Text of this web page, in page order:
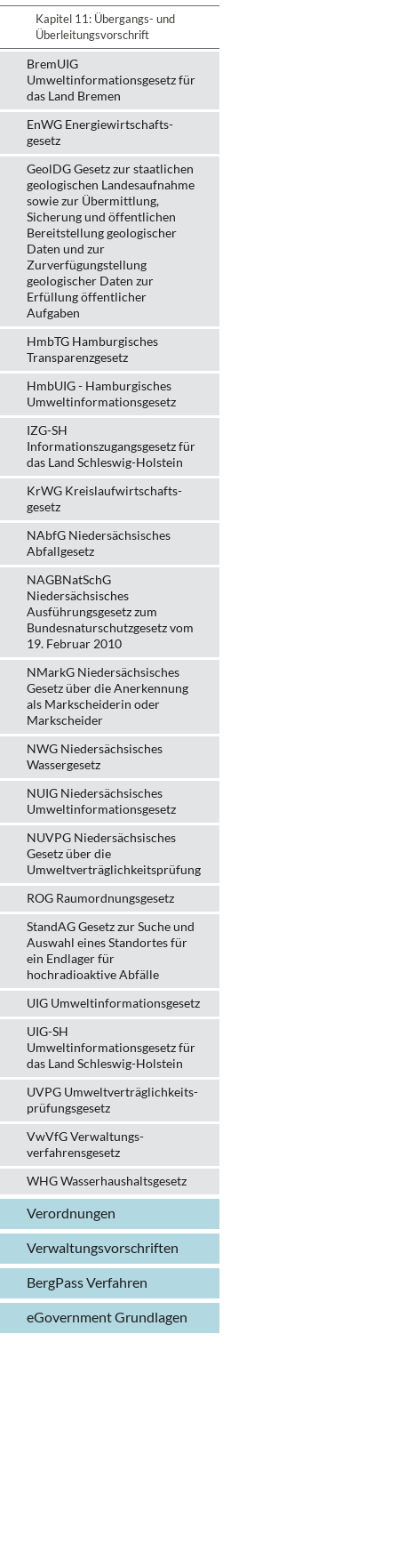
Kapitel 11: Übergangs- und
Überleitungsvorschrift
BremUIG
Umweltinformationsgesetz für
das Land Bremen
EnWG Energiewirtschafts-
gesetz
GeolDG Gesetz zur staatlichen
geologischen Landesaufnahme
sowie zur Übermittlung,
Sicherung und öffentlichen
Bereitstellung geologischer
Daten und zur
Zurverfügungstellung
geologischer Daten zur
Erfüllung öffentlicher
Aufgaben
HmbTG Hamburgisches
Transparenzgesetz
HmbUIG - Hamburgisches
Umweltinformationsgesetz
IZG-SH
Informationszugangsgesetz für
das Land Schleswig-Holstein
KrWG Kreislaufwirtschafts­
gesetz
NAbfG Niedersächsisches
Abfallgesetz
NAGBNatSchG
Niedersächsisches
Ausführungsgesetz zum
Bundesnaturschutzgesetz vom
19. Februar 2010
NMarkG Niedersächsisches
Gesetz über die Anerkennung
als Markscheiderin oder
Markscheider
NWG Niedersächsisches
Wassergesetz
NUIG Niedersächsisches
Umweltinformationsgesetz
NUVPG Niedersächsisches
Gesetz über die
Umweltverträglichkeitsprüfung
ROG Raumordnungsgesetz
StandAG Gesetz zur Suche und
Auswahl eines Standortes für
ein Endlager für
hochradioaktive Abfälle
UIG Umweltinformationsgesetz
UIG-SH
Umweltinformationsgesetz für
das Land Schleswig-Holstein
UVPG Umweltverträglich­keits­
prüfungs­gesetz
VwVfG Verwaltungs­
verfahrens­gesetz
WHG Wasserhaushalts­gesetz
Verordnungen
Verwaltungs­vorschriften
BergPass Verfahren
eGovernment Grundlagen